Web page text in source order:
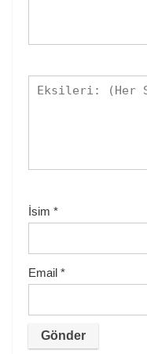
İsim *
Email *